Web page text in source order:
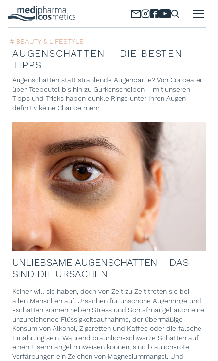
# BEAUTY & LIFESTYLE
AUGENSCHATTEN – DIE BESTEN
TIPPS
Augenschatten statt strahlende Augenpartie? Von Concealer
über Teebeutel bis hin zu Gurkenscheiben – mit unseren
Tipps und Tricks haben dunkle Ringe unter Ihren Augen
definitiv keine Chance mehr.
UNLIEBSAME AUGENSCHATTEN – DAS
SIND DIE URSACHEN
Keiner will sie haben, doch von Zeit zu Zeit treten sie bei
allen Menschen auf. Ursachen für unschöne Augenringe und
-schatten können neben Stress und Schlafmangel auch eine
unzureichende Flüssigkeitsaufnahme, der übermäßige
Konsum von Alkohol, Zigaretten und Kaffee oder die falsche
Ernährung sein. Während bräunlich-schwarze Schatten auf
einen Eisenmangel hinweisen können, sind bläulich-rote
Verfärbungen ein Zeichen von Magnesiummangel. Und